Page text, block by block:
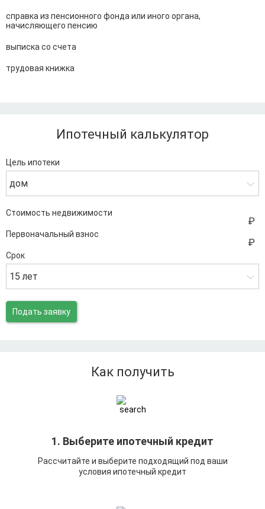
справка из пенсионного фонда или иного органа,
начисляющего пенсию
выписка со счета
трудовая книжка
Ипотечный калькулятор
Цель ипотеки
дом
Стоимость недвижимости
Первоначальный взнос
Срок
15 лет
Подать заявку
Как получить
1. Выберите ипотечный кредит
Рассчитайте и выберите подходящий под ваши
условия ипотечный кредит